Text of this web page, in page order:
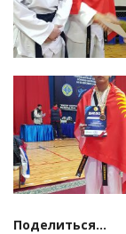
Поделиться...